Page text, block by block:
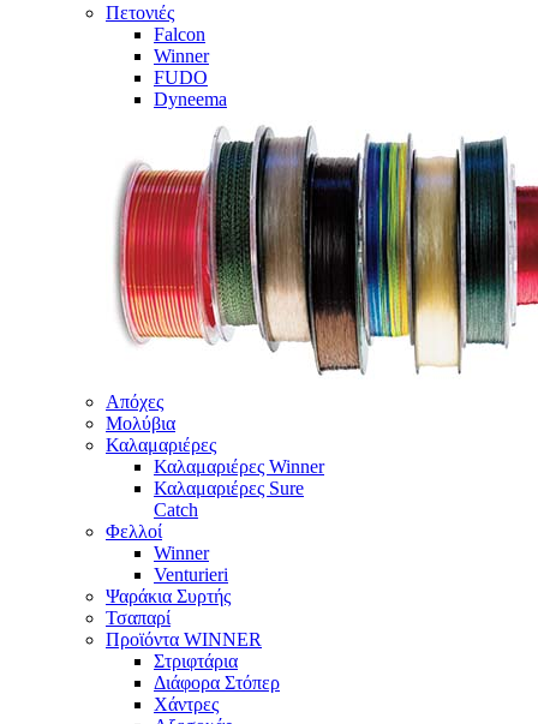
Πετονιές
Falcon
Winner
FUDO
Dyneema
Απόχες
Μολύβια
Καλαμαριέρες
Καλαμαριέρες Winner
Καλαμαριέρες Sure
Catch
Φελλοί
Winner
Venturieri
Ψαράκια Συρτής
Τσαπαρί
Προϊόντα WINNER
Στριφτάρια
Διάφορα Στόπερ
Χάντρες